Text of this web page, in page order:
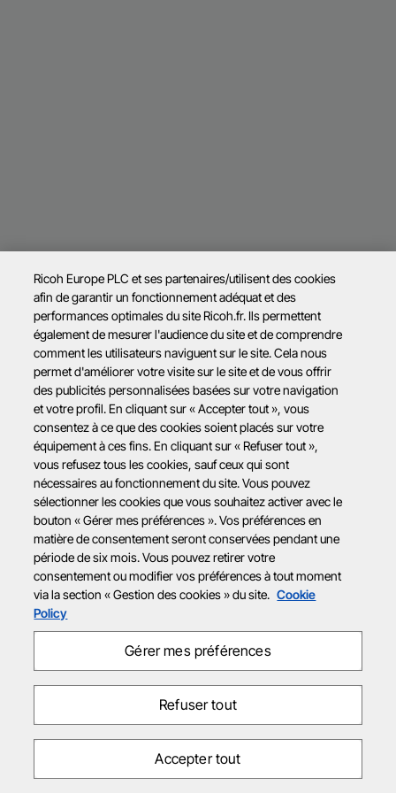
Ricoh Europe PLC et ses partenaires/utilisent des cookies
afin de garantir un fonctionnement adéquat et des
performances optimales du site Ricoh.fr. Ils permettent
également de mesurer l'audience du site et de comprendre
comment les utilisateurs naviguent sur le site. Cela nous
permet d'améliorer votre visite sur le site et de vous offrir
des publicités personnalisées basées sur votre navigation
et votre profil. En cliquant sur « Accepter tout », vous
consentez à ce que des cookies soient placés sur votre
équipement à ces fins. En cliquant sur « Refuser tout »,
vous refusez tous les cookies, sauf ceux qui sont
nécessaires au fonctionnement du site. Vous pouvez
sélectionner les cookies que vous souhaitez activer avec le
bouton « Gérer mes préférences ». Vos préférences en
matière de consentement seront conservées pendant une
période de six mois. Vous pouvez retirer votre
consentement ou modifier vos préférences à tout moment
via la section « Gestion des cookies » du site. Cookie
Policy
Gérer mes préférences
Refuser tout
Accepter tout